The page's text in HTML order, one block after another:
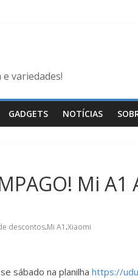
variedades!
GADGETS NOTÍCIAS
Mi
descontos.Mi A1.Xiaomi
sábado na planilha https://